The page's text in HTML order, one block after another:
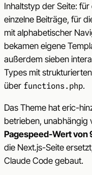
Inhaltstyp der Seite:
einzelne Beiträge, für
mit alphabetischer
bekamen eigene
außerdem sieben
Types mit
über functions.php.
Das Theme hat eric-
betrieben, unabhängig
Pagespeed-Wert von
die Next.js-Seite
Claude Code gebaut.